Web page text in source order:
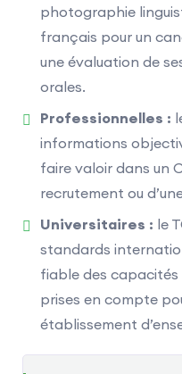
photographie
français pour un
une évaluation de
orales.
Professionnelles :
informations
faire valoir dans un
recrutement ou
Universitaires : le
standards
fiable des capacités
prises en compte
établissement